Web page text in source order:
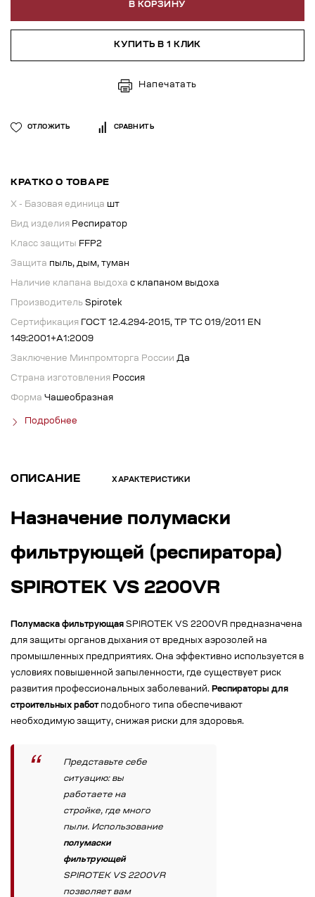
В КОРЗИНУ
КУПИТЬ В 1 КЛИК
Напечатать
ОТЛОЖИТЬ СРАВНИТЬ
КРАТКО О ТОВАРЕ
X - Базовая единица шт
Вид изделия Респиратор
Класс защиты FFP2
Защита пыль, дым, туман
Наличие клапана выдоха с клапаном выдоха
Производитель Spirotek
Сертификация
ГОСТ 12.4.294-2015, ТР ТС 019/2011 EN
149:2001+А1:2009
Заключение Минпромторга России Да
Страна изготовления Россия
Форма Чашеобразная
Подробнее
ОПИСАНИЕ ХАРАКТЕРИСТИКИ
Назначение полумаски
фильтрующей (респиратора)
SPIROTEK VS 2200VR
Полумаска фильтрующая SPIROTEK VS 2200VR предназначена
для защиты органов дыхания от вредных аэрозолей на
промышленных предприятиях. Она эффективно используется в
условиях повышенной запыленности, где существует риск
развития профессиональных заболеваний. Респираторы для
строительных работподобного типа обеспечивают
необходимую защиту, снижая риски для здоровья.
Представьте себе
ситуацию: вы
работаете на
стройке, где много
пыли. Использование
полумаски
фильтрующей
SPIROTEK VS 2200VR
позволяет вам